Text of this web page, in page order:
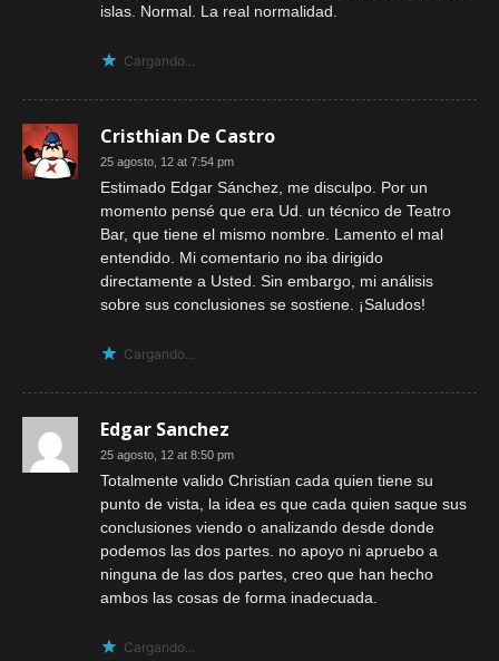
islas. Normal. La real normalidad.
Cargando...
Cristhian De Castro
25 agosto, 12 at 7:54 pm
Estimado Edgar Sánchez, me disculpo. Por un
momento pensé que era Ud. un técnico de Teatro
Bar, que tiene el mismo nombre. Lamento el mal
entendido. Mi comentario no iba dirigido
directamente a Usted. Sin embargo, mi análisis
sobre sus conclusiones se sostiene. ¡Saludos!
Cargando...
Edgar Sanchez
25 agosto, 12 at 8:50 pm
Totalmente valido Christian cada quien tiene su
punto de vista, la idea es que cada quien saque sus
conclusiones viendo o analizando desde donde
podemos las dos partes. no apoyo ni apruebo a
ninguna de las dos partes, creo que han hecho
ambos las cosas de forma inadecuada.
Cargando...